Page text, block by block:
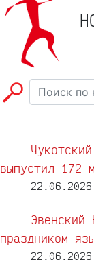
выпустил 172
22.06.2026
Эвенский
праздником
22.06.2026